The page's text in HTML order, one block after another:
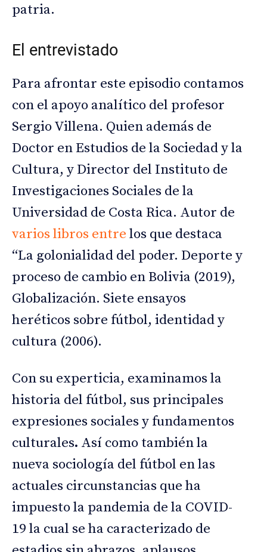
patria.
El entrevistado
Para afrontar este episodio contamos
con el apoyo analítico del profesor
Sergio Villena. Quien además de
Doctor en Estudios de la Sociedad y la
Cultura, y Director del Instituto de
Investigaciones Sociales de la
Universidad de Costa Rica. Autor de
varios libros entre los que destaca
“La golonialidad del poder. Deporte y
proceso de cambio en Bolivia (2019),
Globalización. Siete ensayos
heréticos sobre fútbol, identidad y
cultura (2006).
Con su experticia, examinamos la
historia del fútbol, sus principales
expresiones sociales y fundamentos
culturales. Así como también la
nueva sociología del fútbol en las
actuales circunstancias que ha
impuesto la pandemia de la COVID-
19 la cual se ha caracterizado de